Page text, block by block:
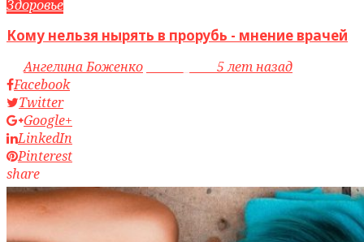
Здоровье
Кому нельзя нырять в прорубь - мнение врачей
byАнгелина Боженко
5 лет назад
Facebook
Twitter
Google+
LinkedIn
Pinterest
share